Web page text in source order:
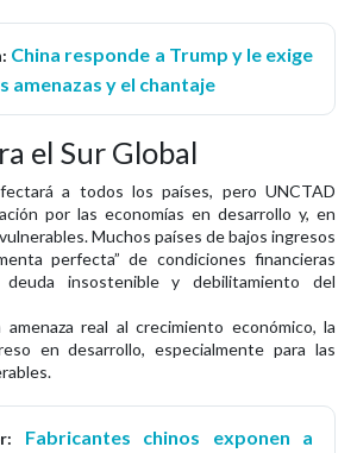
China responde a Trump y le exige
amenazas y el chantaje
el Sur Global
a todos los países, pero UNCTAD
por las economías en desarrollo y, en
Muchos países de bajos ingresos
perfecta” de condiciones financieras
deuda insostenible y debilitamiento del
real al crecimiento económico, la
en desarrollo, especialmente para las
Fabricantes chinos exponen a